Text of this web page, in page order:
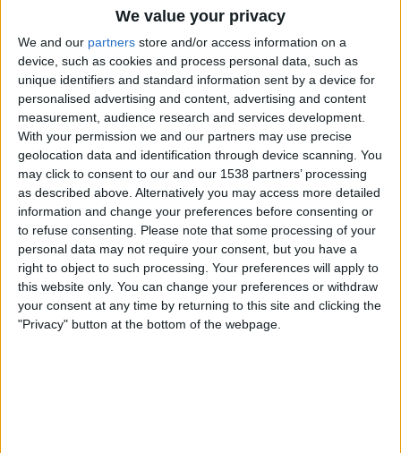
We value your privacy
We and our partners store and/or access information on a
device, such as cookies and process personal data, such as
unique identifiers and standard information sent by a device for
personalised advertising and content, advertising and content
measurement, audience research and services development.
With your permission we and our partners may use precise
geolocation data and identification through device scanning. You
may click to consent to our and our 1538 partners’ processing
as described above. Alternatively you may access more detailed
information and change your preferences before consenting or
to refuse consenting.
Please note that some processing of your
personal data may not require your consent, but you have a
right to object to such processing. Your preferences will apply to
this website only. You can change your preferences or withdraw
your consent at any time by returning to this site and clicking the
"Privacy" button at the bottom of the webpage.
províncies menys poblades de l’Estat
principal factor que va donar la victòria als
socialistes el passat 28 d’abril. Algú pensa que no
ho corregiran si hi ha una repetició electoral?
L’altre factor fonamental, potser el més important
per explicar el resultat de les eleccions generals,
va serla mobilització històrica de l’esquerra.
Algú pensa que un electorat desencantat tornarà a
acudir en massa a les urnes, per més por que els
façaVoxamb el seudiscurs masclista i
autoritari? La incapacitat dePedro Sánchezi
Pablo Iglesiasper posar-se d’acord després de les
eleccions generals del20 de desembre de 2015ja
va desmobilitzar l’esquerra en les del